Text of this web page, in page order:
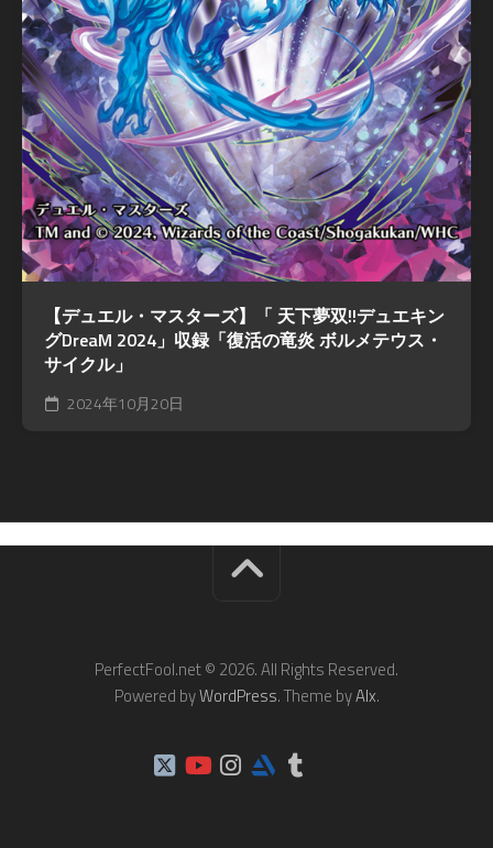
【デュエル・マスターズ】「 天下夢双!!デュエキン
グDreaM 2024」収録「復活の竜炎 ボルメテウス・
サイクル」
2024年10月20日
PerfectFool.net © 2026. All Rights Reserved.
Powered byWordPress. Theme byAlx.